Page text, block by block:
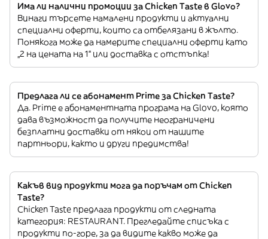
Има ли налични промоции за Chicken Taste в Glovo?
Винаги търсете намалени продукти и актуални
специални оферти, които са отбелязани в жълто.
Понякога може да намерите специални оферти като
„2 на цената на 1“ или доставка с отстъпка!
Предлага ли се абонамент Prime за Chicken Taste?
Да. Prime е абонаментната програма на Glovo, която
дава възможност да получите неограничени
безплатни доставки от някои от нашите
партньори, както и други предимства!
Какъв вид продукти мога да поръчам от Chicken
Taste?
Chicken Taste предлага продукти от следната
категория: RESTAURANT. Прегледайте списъка с
продукти по-горе, за да видите какво може да